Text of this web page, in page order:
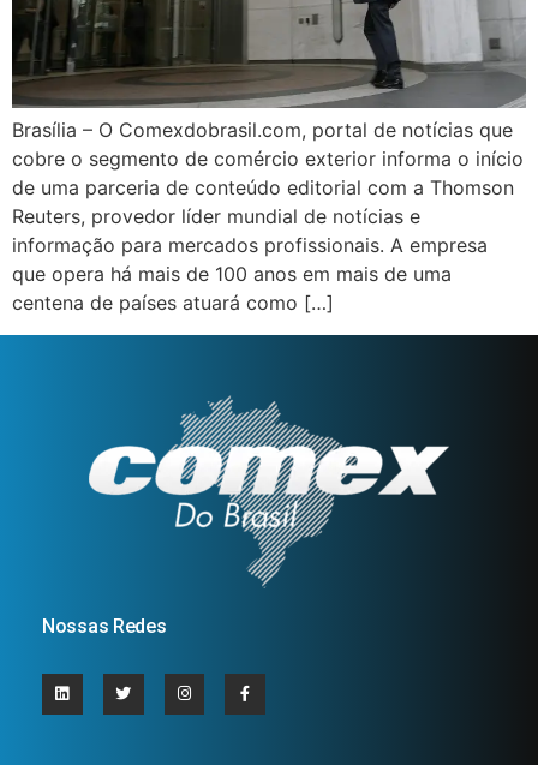
Brasília – O Comexdobrasil.com, portal de notícias que
cobre o segmento de comércio exterior informa o início
de uma parceria de conteúdo editorial com a Thomson
Reuters, provedor líder mundial de notícias e
informação para mercados profissionais. A empresa
que opera há mais de 100 anos em mais de uma
centena de países atuará como […]
Nossas Redes